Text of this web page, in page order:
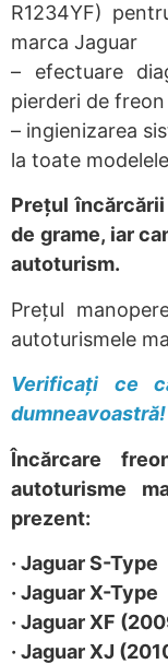
R1234YF)
marca Jaguar
– efectuare
pierderi de freon
– ingienizarea
la toate
Prețul
de grame, iar
autoturism.
Prețul
autoturismele
Verificați ce
dumneavoastră!
Încărcare
autoturisme
prezent:
· Jaguar S-Type
· Jaguar X-Type
· Jaguar XF
· Jaguar XJ